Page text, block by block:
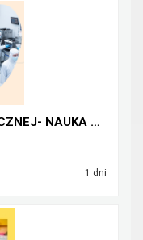
TECHNIK STERYLIZACJI MEDYCZNEJ- NAUKA ZA DARMO!
1 dni